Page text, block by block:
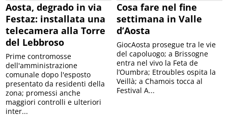
Aosta, degrado in via
Festaz: installata una
telecamera alla Torre
del Lebbroso
Prime contromosse
dell'amministrazione
comunale dopo l'esposto
presentato da residenti della
zona; promessi anche
maggiori controlli e ulteriori
inter...
Cosa fare nel fine
settimana in Valle
d’Aosta
GiocAosta prosegue tra le vie
del capoluogo; a Brissogne
entra nel vivo la Feta de
l’Oumbra; Etroubles ospita la
Veillà; a Chamois tocca al
Festival A...